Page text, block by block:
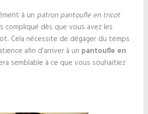
à un patron pantoufle en tricot
compliqué dès que vous avez les
Cela nécessite de dégager du temps
afin d’arriver à un pantoufle en
semblable à ce que vous souhaitiez